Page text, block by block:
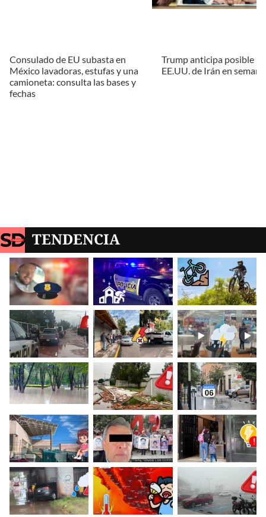
Consulado de EU subasta en
México lavadoras, estufas y una
camioneta: consulta las bases y
fechas
Trump anticipa posible
EE.UU. de Irán en
TENDENCIA